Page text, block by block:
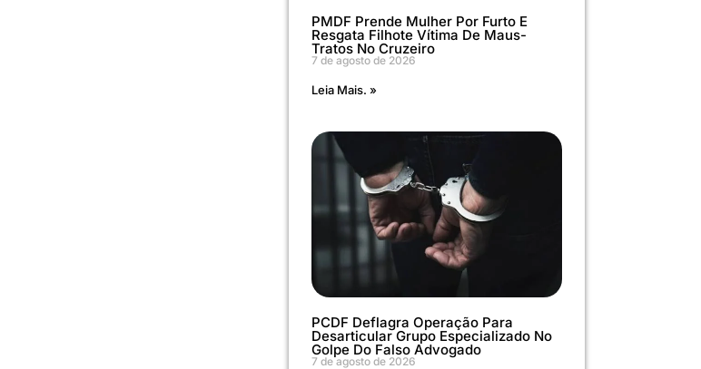
PMDF Prende Mulher Por Furto E
Resgata Filhote Vítima De Maus-
Tratos No Cruzeiro
7 de agosto de 2026
Leia Mais. »
PCDF Deflagra Operação Para
Desarticular Grupo Especializado No
Golpe Do Falso Advogado
7 de agosto de 2026